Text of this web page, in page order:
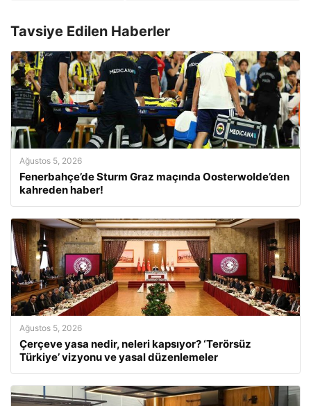
Tavsiye Edilen Haberler
Ağustos 5, 2026
Fenerbahçe’de Sturm Graz maçında Oosterwolde’den
kahreden haber!
Ağustos 5, 2026
Çerçeve yasa nedir, neleri kapsıyor? ‘Terörsüz
Türkiye’ vizyonu ve yasal düzenlemeler